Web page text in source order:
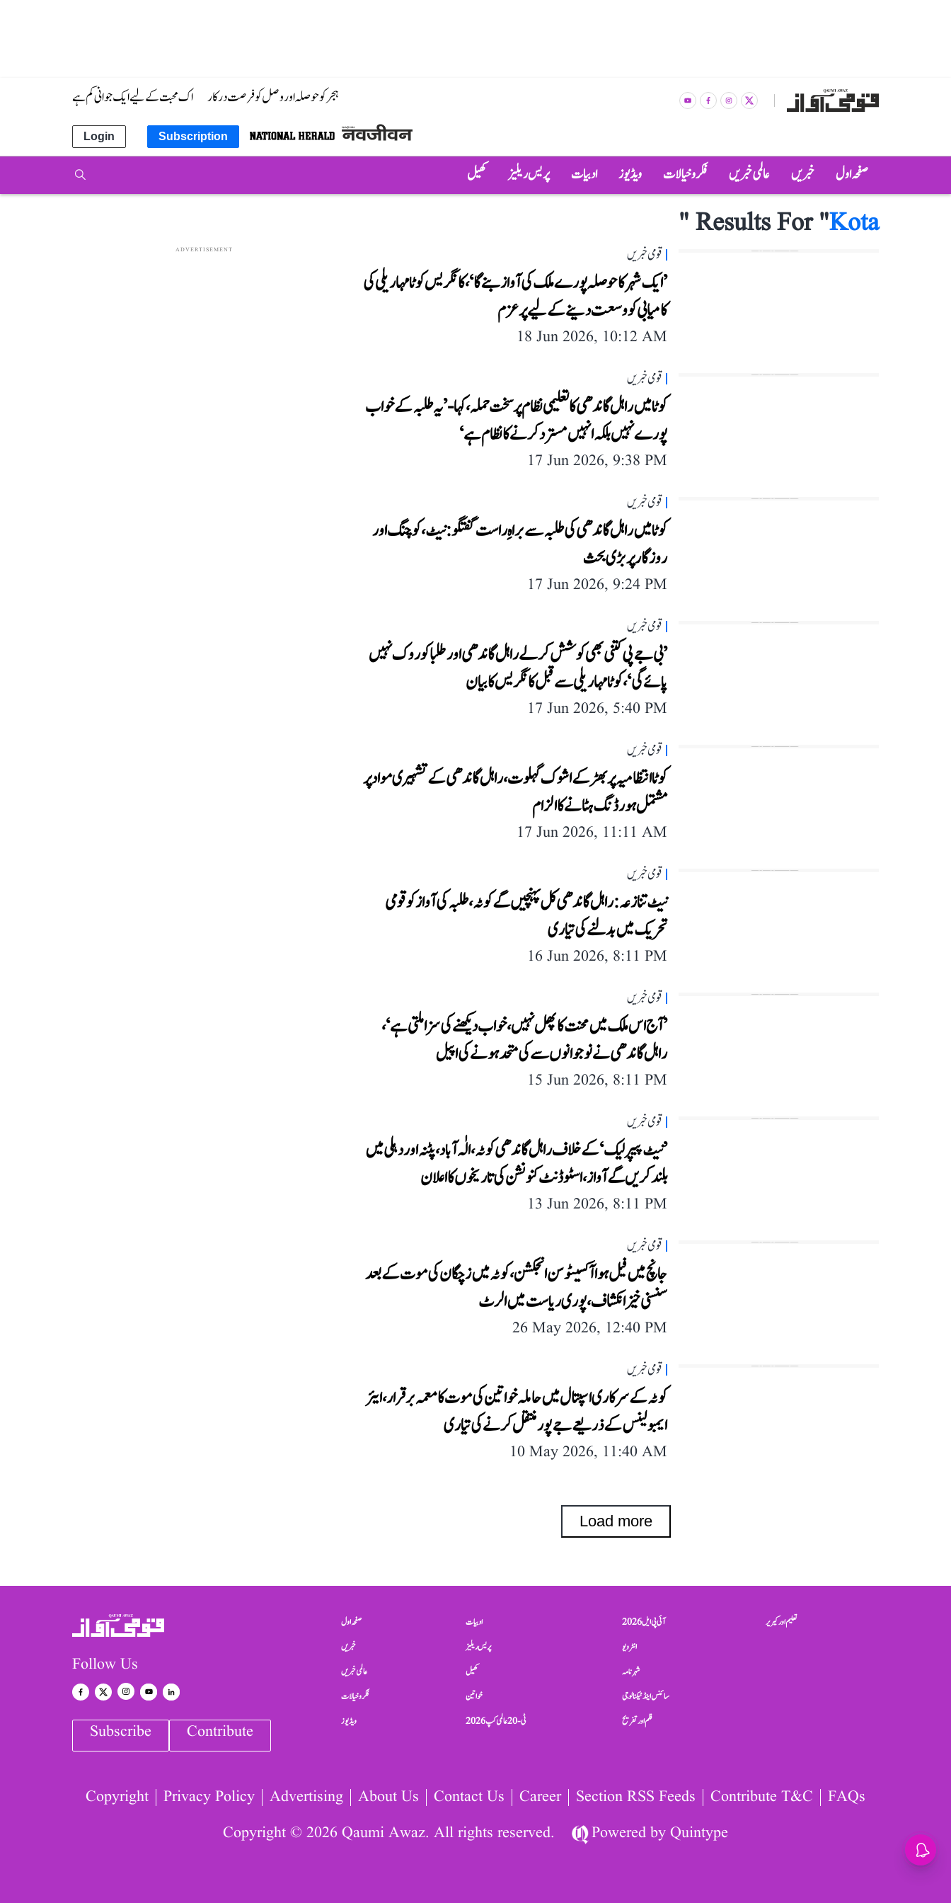
ہجر کو حوصلہ اور وصل کو فرصت درکار اک محبت کے لیے ایک جوانی کم ہے
Subscription
Login
صفحہ اول خبریں عالمی خبریں فکر و خیالات ویڈیوز ادبیات پریس ریلیز کھیل
Results For "Kota
"
قومی خبریں
’ایک شہر کا حوصلہ پورے ملک کی آواز بنے گا‘، کانگریس کوٹا مہاریلی کی
کامیابی کو وسعت دینے کے لیے پرعزم
18 Jun 2026, 10:12 AM
قومی خبریں
کوٹا میں راہل گاندھی کا تعلیمی نظام پر سخت حملہ، کہا- ’یہ طلبہ کے خواب
پورے نہیں بلکہ انہیں مسترد کرنے کا نظام ہے‘
17 Jun 2026, 9:38 PM
قومی خبریں
کوٹا میں راہل گاندھی کی طلبہ سے براہِ راست گفتگو: نیٹ، کوچنگ اور
روزگار پر بڑی بحث
17 Jun 2026, 9:24 PM
قومی خبریں
’بی جے پی کتنی بھی کوشش کر لے راہل گاندھی اور طلبا کو روک نہیں
پائے گی‘، کوٹا مہاریلی سے قبل کانگریس کا بیان
17 Jun 2026, 5:40 PM
قومی خبریں
کوٹا انتظامیہ پر بھڑکے اشوک گہلوت، راہل گاندھی کے تشہیری مواد پر
مشتمل ہورڈنگ ہٹانے کا الزام
17 Jun 2026, 11:11 AM
قومی خبریں
نیٹ تنازعہ: راہل گاندھی کل پہنچیں گے کوٹہ، طلبہ کی آواز کو قومی
تحریک میں بدلنے کی تیاری
16 Jun 2026, 8:11 PM
قومی خبریں
’آج اس ملک میں محنت کا پھل نہیں، خواب دیکھنے کی سزا ملتی ہے‘،
راہل گاندھی نے نوجوانوں سے کی متحد ہونے کی اپیل
15 Jun 2026, 8:11 PM
قومی خبریں
’نیٹ پیپر لیک‘ کے خلاف راہل گاندھی کوٹہ، الٰہ آباد، پٹنہ اور دہلی میں
بلند کریں گے آواز، اسٹوڈنٹ کنونشن کی تاریخوں کا اعلان
13 Jun 2026, 8:11 PM
قومی خبریں
جانچ میں فیل ہوا آکسیٹوسن انجکشن، کوٹہ میں زچگان کی موت کے بعد
سنسنی خیز انکشاف، پوری ریاست میں الرٹ
26 May 2026, 12:40 PM
قومی خبریں
کوٹہ کے سرکاری اسپتال میں حاملہ خواتین کی موت کا معمہ برقرار، ایئر
ایمبولینس کے ذریعے جے پور منتقل کرنے کی تیاری
10 May 2026, 11:40 AM
Load more
ADVERTISEMENT
Follow Us
Subscribe Contribute
صفحہ اول
خبریں
عالمی خبریں
فکر و خیالات
ویڈیوز
ادبیات
پریس ریلیز
کھیل
خواتین
ٹی-20 عالمی کپ 2026
آئی پی ایل 2026
انٹرویو
شہرنامہ
سائنس اینڈ ٹیکنالوجی
فلم اور تفریح
تعلیم اور کیریر
Copyright Privacy Policy Advertising About Us Contact Us Career Section RSS Feeds Contribute T&C
FAQs
Copyright © 2026 Qaumi Awaz. All rights reserved.
Powered byQuintype